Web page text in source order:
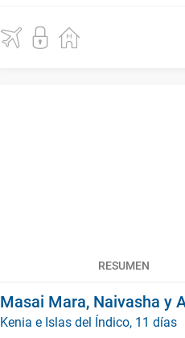
RESUMEN
Masai Mara, Naivasha y
Kenia e Islas del Índico, 11 días